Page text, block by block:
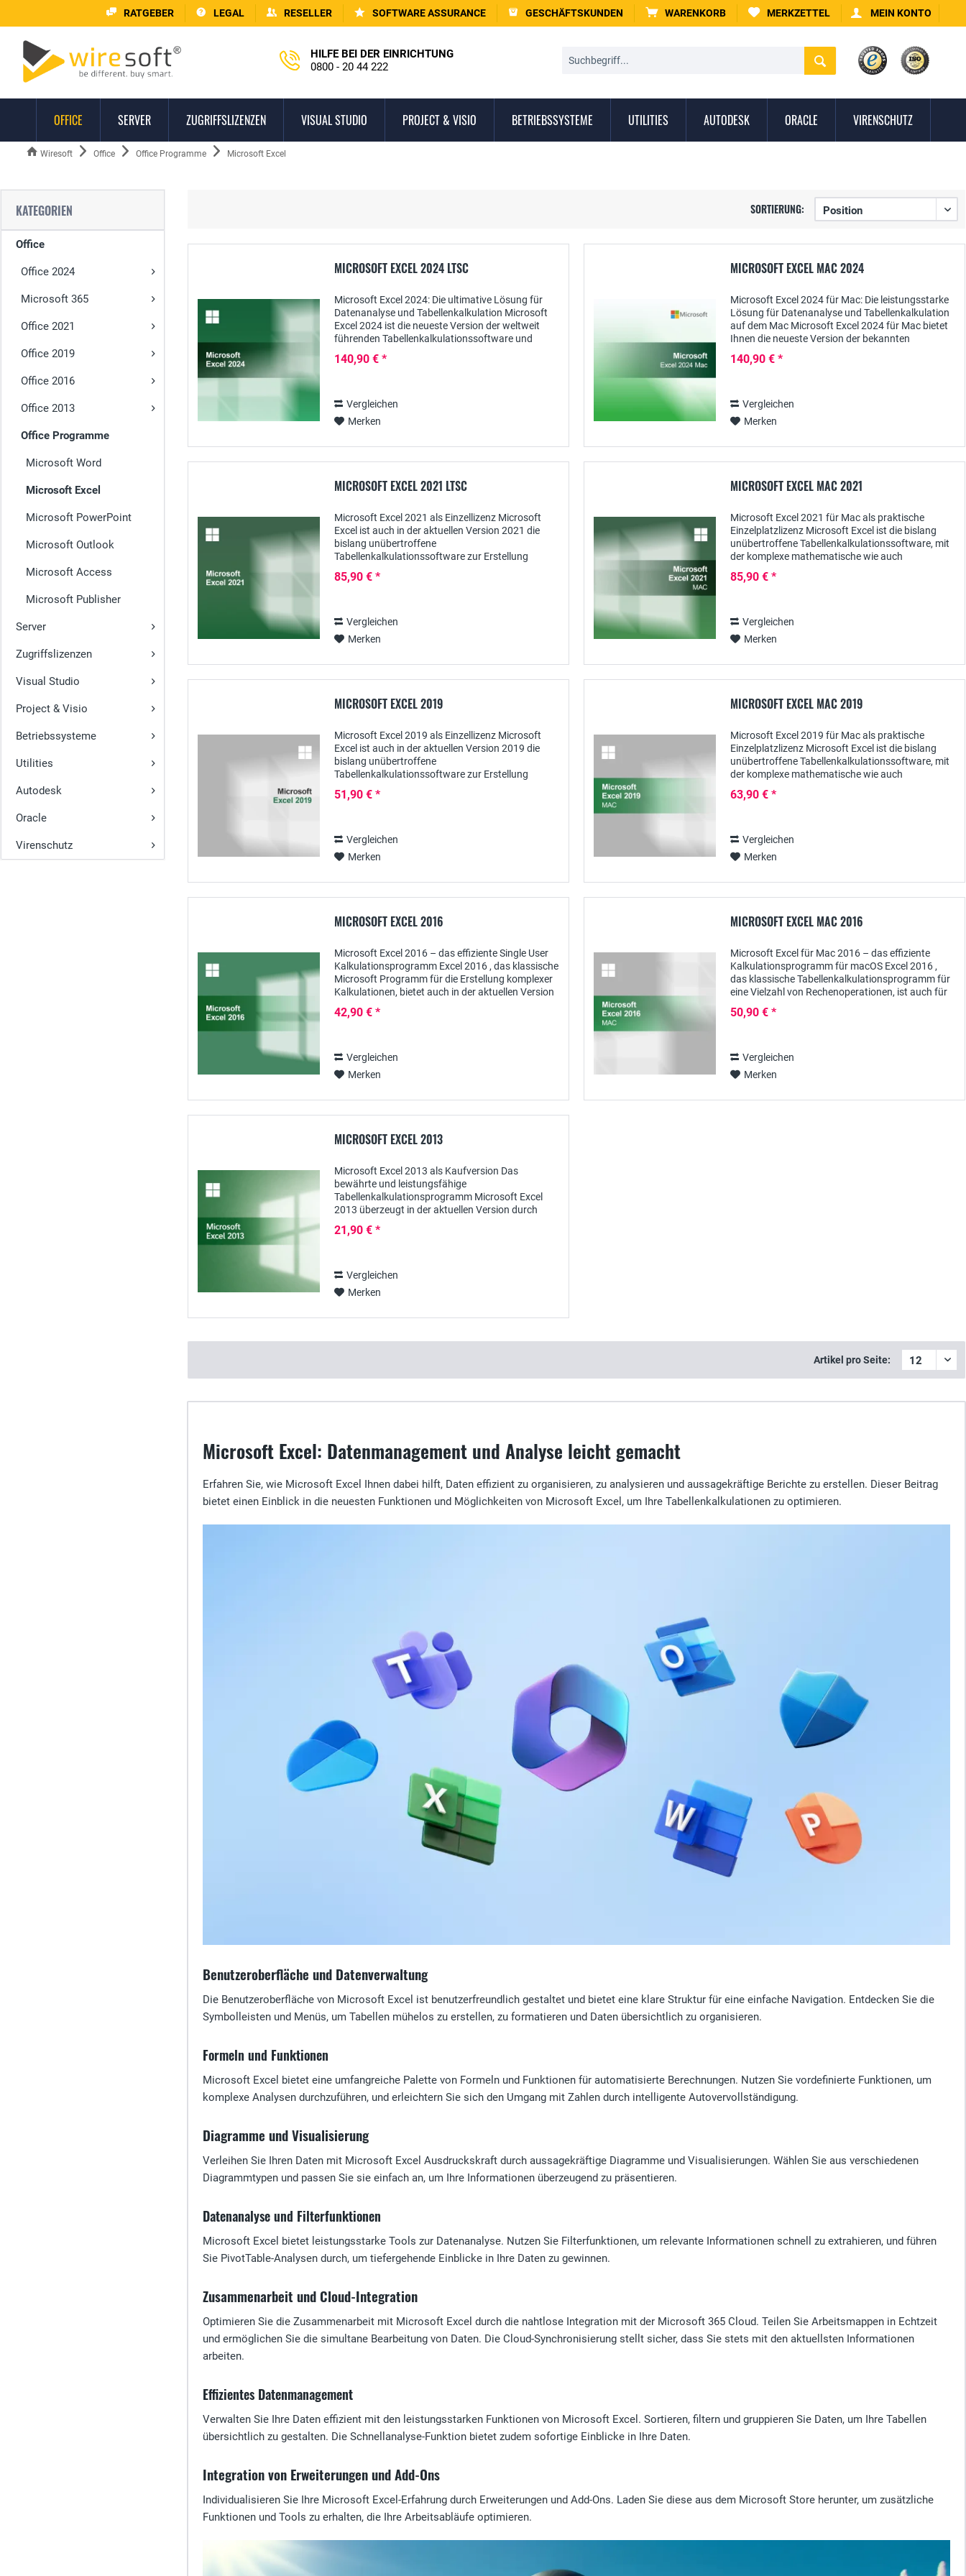
RATGEBER LEGAL RESELLER SOFTWARE ASSURANCE GESCHÄFTSKUNDEN WARENKORB MERKZETTEL MEIN KONTO
HILFE BEI DER EINRICHTUNG
0800 - 20 44 222
OFFICE SERVER ZUGRIFFSLIZENZEN VISUAL STUDIO PROJECT & VISIO BETRIEBSSYSTEME UTILITIES AUTODESK ORACLE VIRENSCHUTZ
Wiresoft Office Office Programme Microsoft Excel
KATEGORIEN
Office
Office 2024
Microsoft 365
Office 2021
Office 2019
Office 2016
Office 2013
Office Programme
Microsoft Word
Microsoft Excel
Microsoft PowerPoint
Microsoft Outlook
Microsoft Access
Microsoft Publisher
Server
Zugriffslizenzen
Visual Studio
Project & Visio
Betriebssysteme
Utilities
Autodesk
Oracle
Virenschutz
SORTIERUNG:
MICROSOFT EXCEL 2024 LTSC
Microsoft Excel 2024: Die ultimative Lösung für
Datenanalyse und Tabellenkalkulation Microsoft
Excel 2024 ist die neueste Version der weltweit
führenden Tabellenkalkulationssoftware und
die...
140,90 € *
Vergleichen
Merken
MICROSOFT EXCEL MAC 2024
Microsoft Excel 2024 für Mac: Die leistungsstarke
Lösung für Datenanalyse und Tabellenkalkulation
auf dem Mac Microsoft Excel 2024 für Mac bietet
Ihnen die neueste Version der bekannten
140,90 € *
Vergleichen
Merken
MICROSOFT EXCEL 2021 LTSC
Microsoft Excel 2021 als Einzellizenz Microsoft
Excel ist auch in der aktuellen Version 2021 die
bislang unübertroffene
Tabellenkalkulationssoftware zur Erstellung
Berechnungen, ergänzt durch...
85,90 € *
Vergleichen
Merken
MICROSOFT EXCEL MAC 2021
Microsoft Excel 2021 für Mac als praktische
Einzelplatzlizenz Microsoft Excel ist die bislang
unübertroffene Tabellenkalkulationssoftware, mit
der komplexe mathematische wie auch
können. Auch...
85,90 € *
Vergleichen
Merken
MICROSOFT EXCEL 2019
Microsoft Excel 2019 als Einzellizenz Microsoft
Excel ist auch in der aktuellen Version 2019 die
bislang unübertroffene
Tabellenkalkulationssoftware zur Erstellung
Berechnungen, ergänzt durch...
51,90 € *
Vergleichen
Merken
MICROSOFT EXCEL MAC 2019
Microsoft Excel 2019 für Mac als praktische
Einzelplatzlizenz Microsoft Excel ist die bislang
unübertroffene Tabellenkalkulationssoftware, mit
der komplexe mathematische wie auch
können. Auch...
63,90 € *
Vergleichen
Merken
MICROSOFT EXCEL 2016
Microsoft Excel 2016 – das effiziente Single User
Kalkulationsprogramm Excel 2016 , das klassische
Microsoft Programm für die Erstellung komplexer
Kalkulationen, bietet auch in der aktuellen Version
42,90 € *
Vergleichen
Merken
MICROSOFT EXCEL MAC 2016
Microsoft Excel für Mac 2016 – das effiziente
Kalkulationsprogramm für macOS Excel 2016 ,
das klassische Tabellenkalkulationsprogramm für
eine Vielzahl von Rechenoperationen, ist auch für
50,90 € *
Vergleichen
Merken
MICROSOFT EXCEL 2013
Microsoft Excel 2013 als Kaufversion Das
bewährte und leistungsfähige
Tabellenkalkulationsprogramm Microsoft Excel
2013 überzeugt in der aktuellen Version durch
welche die Analyse von...
21,90 € *
Vergleichen
Merken
Artikel pro Seite:
Microsoft Excel: Datenmanagement und Analyse leicht gemacht
Erfahren Sie, wie Microsoft Excel Ihnen dabei hilft, Daten effizient zu organisieren, zu analysieren und aussagekräftige Berichte zu erstellen. Dieser Beitrag
bietet einen Einblick in die neuesten Funktionen und Möglichkeiten von Microsoft Excel, um Ihre Tabellenkalkulationen zu optimieren.
Benutzeroberfläche und Datenverwaltung
Die Benutzeroberfläche von Microsoft Excel ist benutzerfreundlich gestaltet und bietet eine klare Struktur für eine einfache Navigation. Entdecken Sie die
Symbolleisten und Menüs, um Tabellen mühelos zu erstellen, zu formatieren und Daten übersichtlich zu organisieren.
Formeln und Funktionen
Microsoft Excel bietet eine umfangreiche Palette von Formeln und Funktionen für automatisierte Berechnungen. Nutzen Sie vordefinierte Funktionen, um
komplexe Analysen durchzuführen, und erleichtern Sie sich den Umgang mit Zahlen durch intelligente Autovervollständigung.
Diagramme und Visualisierung
Verleihen Sie Ihren Daten mit Microsoft Excel Ausdruckskraft durch aussagekräftige Diagramme und Visualisierungen. Wählen Sie aus verschiedenen
Diagrammtypen und passen Sie sie einfach an, um Ihre Informationen überzeugend zu präsentieren.
Datenanalyse und Filterfunktionen
Microsoft Excel bietet leistungsstarke Tools zur Datenanalyse. Nutzen Sie Filterfunktionen, um relevante Informationen schnell zu extrahieren, und führen
Sie PivotTable-Analysen durch, um tiefergehende Einblicke in Ihre Daten zu gewinnen.
Zusammenarbeit und Cloud-Integration
Optimieren Sie die Zusammenarbeit mit Microsoft Excel durch die nahtlose Integration mit der Microsoft 365 Cloud. Teilen Sie Arbeitsmappen in Echtzeit
und ermöglichen Sie die simultane Bearbeitung von Daten. Die Cloud-Synchronisierung stellt sicher, dass Sie stets mit den aktuellsten Informationen
arbeiten.
Effizientes Datenmanagement
Verwalten Sie Ihre Daten effizient mit den leistungsstarken Funktionen von Microsoft Excel. Sortieren, filtern und gruppieren Sie Daten, um Ihre Tabellen
übersichtlich zu gestalten. Die Schnellanalyse-Funktion bietet zudem sofortige Einblicke in Ihre Daten.
Integration von Erweiterungen und Add-Ons
Individualisieren Sie Ihre Microsoft Excel-Erfahrung durch Erweiterungen und Add-Ons. Laden Sie diese aus dem Microsoft Store herunter, um zusätzliche
Funktionen und Tools zu erhalten, die Ihre Arbeitsabläufe optimieren.